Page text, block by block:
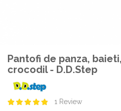
Manusi
Saci de dormit bebe
Prosoape
Perii de par bebe
Pantofi de panza,
crocodil - D.D.Step
1 Review